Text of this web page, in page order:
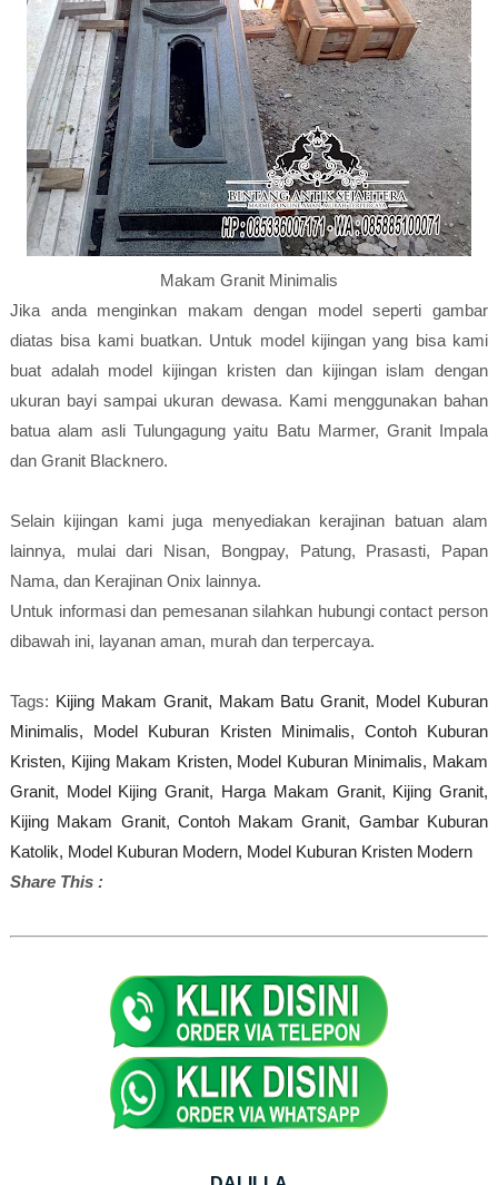
Makam Granit Minimalis
Jika anda menginkan makam dengan model seperti gambar
diatas bisa kami buatkan. Untuk model kijingan yang bisa kami
buat adalah model kijingan kristen dan kijingan islam dengan
ukuran bayi sampai ukuran dewasa. Kami menggunakan bahan
batua alam asli Tulungagung yaitu Batu Marmer, Granit Impala
dan Granit Blacknero.
Selain kijingan kami juga menyediakan kerajinan batuan alam
lainnya, mulai dari Nisan, Bongpay, Patung, Prasasti, Papan
Nama, dan Kerajinan Onix lainnya.
Untuk informasi dan pemesanan silahkan hubungi contact person
dibawah ini, layanan aman, murah dan terpercaya.
Tags: Kijing Makam Granit, Makam Batu Granit, Model Kuburan
Minimalis,
Model Kuburan Kristen Minimalis, Contoh Kuburan
Kristen, Kijing Makam Kristen, Model Kuburan Minimalis, Makam
Granit, Model Kijing Granit, Harga Makam Granit, Kijing Granit,
Kijing Makam Granit, Contoh Makam Granit, Gambar Kuburan
Katolik, Model Kuburan Modern, Model Kuburan Kristen Modern
Share This :